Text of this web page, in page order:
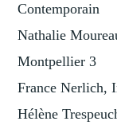
Contemporain
Nathalie
Montpellier 3
France Nerlich,
Hélène